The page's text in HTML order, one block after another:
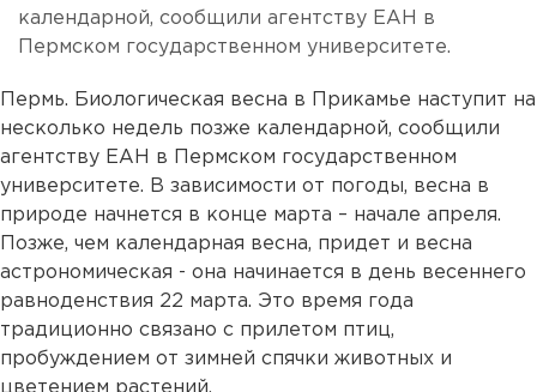
календарной, сообщили агентству ЕАН в
Пермском государственном университете.
Пермь. Биологическая весна в Прикамье наступит на
несколько недель позже календарной, сообщили
агентству ЕАН в Пермском государственном
университете. В зависимости от погоды, весна в
природе начнется в конце марта – начале апреля.
Позже, чем календарная весна, придет и весна
астрономическая - она начинается в день весеннего
равноденствия 22 марта. Это время года
традиционно связано с прилетом птиц,
пробуждением от зимней спячки животных и
цветением растений.